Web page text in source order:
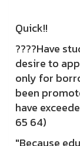
Quick!!️
????Have
desire to
only for
been
have
65 64)
"Because